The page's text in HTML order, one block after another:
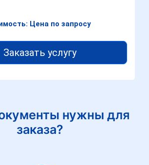
Цена по запросу
Заказать услугу
нужны для
заказа?